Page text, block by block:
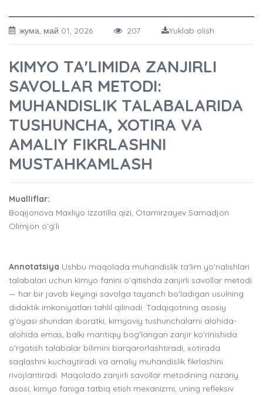
жума, май 01, 2026 207 Yuklab olish
KIMYO TA'LIMIDA ZANJIRLI
SAVOLLAR METODI:
MUHANDISLIK TALABALARIDA
TUSHUNCHA, XOTIRA VA
AMALIY FIKRLASHNI
MUSTAHKAMLASH
Mualliflar:
Boqijonova Maxliyo Izzatilla qizi, Otamirzayev Samadjon
Olimjon o’g’li
Annotatsiya Ushbu maqolada muhandislik ta'lim yo'nalishlari
talabalari uchun kimyo fanini o'qitishda zanjirli savollar metodi
— har bir javob keyingi savolga tayanch bo'ladigan usulning
didaktik imkoniyatlari tahlil qilinadi. Tadqiqotning asosiy
g'oyasi shundan iboratki, kimyoviy tushunchalarni alohida-
alohida emas, balki mantiqiy bog'langan zanjir ko'rinishida
o'rgatish talabalar bilimini barqarorlashtiradi, xotirada
saqlashni kuchaytiradi va amaliy muhandislik fikrlashini
rivojlantiradi. Maqolada zanjirli savollar metodining nazariy
asosi, kimyo faniga tatbiq etish mexanizmi, uning refleksiv